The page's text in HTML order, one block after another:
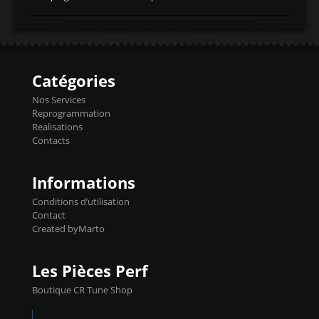
d'admissiontemp ex. pour atmo -30- 80°C
temperaturetemperature ldr moteurtemp
Injecteurs + Flashpro 1370€ TTC Le
précise et performante. Vous pourrez
basculer de la carto sans plomb à Ethanol à
l'aide du flashpro OPTION ECONOMIQUES
Reprog SP 98 sur le calculateur d'origine
450€ TTC Un gain d'environ 10cv et 15nm
Catégories
Nos Services
Reprogrammation
Realisations
Contacts
Informations
Conditions d’utilisation
Contact
Created byMarto
Les Pièces Perf
Boutique CR Tune Shop